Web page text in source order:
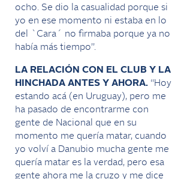
ocho. Se dio la casualidad porque si
yo en ese momento ni estaba en lo
del `Cara´ no firmaba porque ya no
había más tiempo”.
LA RELACIÓN CON EL CLUB Y LA
HINCHADA ANTES Y AHORA. “Hoy
estando acá (en Uruguay), pero me
ha pasado de encontrarme con
gente de Nacional que en su
momento me quería matar, cuando
yo volví a Danubio mucha gente me
quería matar es la verdad, pero esa
gente ahora me la cruzo y me dice